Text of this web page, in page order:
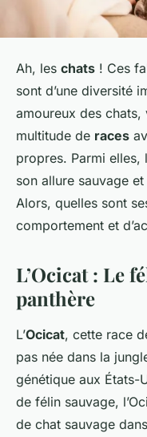
Ah, les chats ! Ces
sont d’une diversité
amoureux des chats,
multitude de races
propres. Parmi elles,
son allure sauvage
Alors, quelles sont
comportement et
L’Ocicat : Le
panthère
L’Ocicat, cette race
pas née dans la
génétique aux États-
de félin sauvage,
de chat sauvage